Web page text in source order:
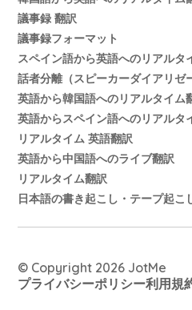
議事録 翻訳
議事録フォーマット
スペイン語から英語へのリアルタ
話者分離（スピーカーダイアリゼ
英語から韓国語へのリアルタイム
英語からスペイン語へのリアルタ
リアルタイム 英語翻訳
英語から中国語へのライブ翻訳
リアルタイム翻訳
日本語の書き起こし・テープ起こ
© Copyright 2026 JotMe
プライバシーポリシー利用規